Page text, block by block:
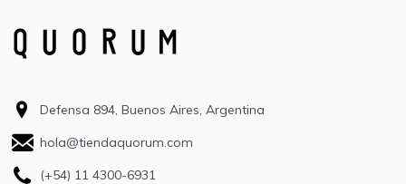
Defensa 894, Buenos Aires, Argentina
hola@tiendaquorum.com
(+54) 11 4300-6931